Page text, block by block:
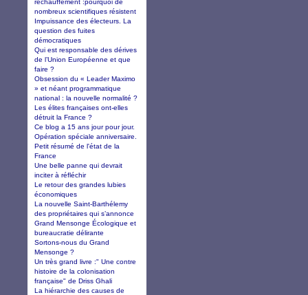
nombreux scientifiques résistent
Impuissance des électeurs. La
question des fuites
démocratiques
Qui est responsable des dérives
de l’Union Européenne et que
faire ?
Obsession du « Leader Maximo
» et néant programmatique
national : la nouvelle normalité ?
Les élites françaises ont-elles
détruit la France ?
Ce blog a 15 ans jour pour jour.
Opération spéciale anniversaire.
Petit résumé de l'état de la
France
Une belle panne qui devrait
inciter à réfléchir
Le retour des grandes lubies
économiques
La nouvelle Saint-Barthélemy
des propriétaires qui s’annonce
Grand Mensonge Écologique et
bureaucratie délirante
Sortons-nous du Grand
Mensonge ?
Un très grand livre :" Une contre
histoire de la colonisation
française" de Driss Ghali
La hiérarchie des causes de